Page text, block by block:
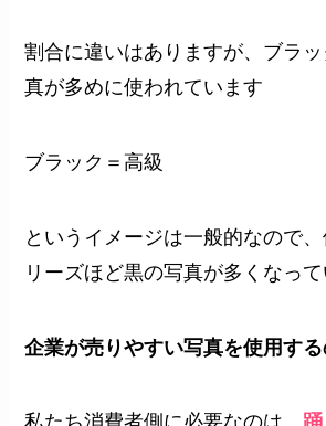
割合に違いはありますが、ブラ
真が多めに使われています
ブラック＝高級
というイメージは一般的なので
リーズほど黒の写真が多くなっ
企業が売りやすい写真を使用す